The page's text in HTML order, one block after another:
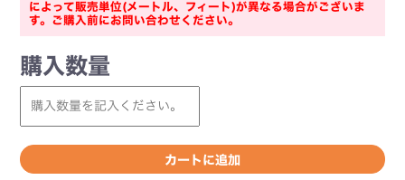
によって販売単位(メートル、フィート)が異なる場合がございま
す。ご購入前にお問い合わせください。
購入数量